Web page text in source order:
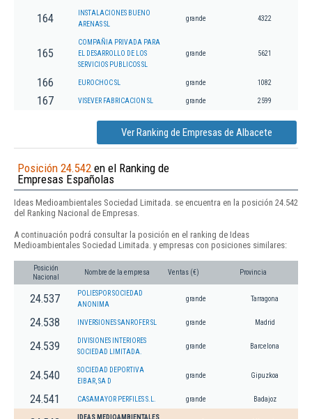
164
INSTALACIONES BUENO
ARENAS SL
grande 4322
165
COMPAÑIA PRIVADA PARA
EL DESARROLLO DE LOS
SERVICIOS PUBLICOS SL
grande 5621
166 EUROCHOC SL grande 1082
167 VISEVER FABRICACION SL grande 2599
Ver Ranking de Empresas de Albacete
Posición 24.542 en el Ranking de
Empresas Españolas
Ideas Medioambientales Sociedad Limitada. se encuentra en la posición 24.542
del Ranking Nacional de Empresas.
A continuación podrá consultar la posición en el ranking de Ideas
Medioambientales Sociedad Limitada. y empresas con posiciones similares:
Posición
Nacional
Nombre de la empresa Ventas (€) Provincia
24.537
POLIESPOR SOCIEDAD
ANONIMA
grande Tarragona
24.538 INVERSIONES SANROFER SL grande Madrid
24.539
DIVISIONES INTERIORES
SOCIEDAD LIMITADA.
grande Barcelona
24.540
SOCIEDAD DEPORTIVA
EIBAR, SA D
grande Gipuzkoa
24.541 CASAMAYOR PERFILES S.L. grande Badajoz
IDEAS MEDIOAMBIENTALES